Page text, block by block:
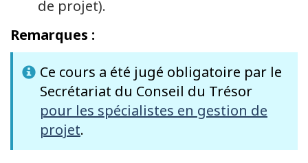
de projet).
Remarques :
Ce cours a été jugé obligatoire par le
Secrétariat du Conseil du Trésor
pour les spécialistes en gestion de
projet.